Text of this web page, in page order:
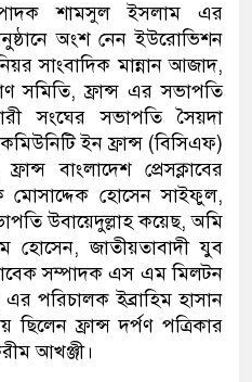
শামসুল ইসলাম এর
অংশ নেন ইউরোভিশন
সাংবাদিক মান্নান আজাদ,
সমিতি, ফ্রান্স এর সভাপতি
সংঘের সভাপতি সৈয়দা
ইন ফ্রান্স (বিসিএফ)
বাংলাদেশ প্রেসক্লাবের
মোসাদ্দেক হোসেন সাইফুল,
উবায়েদুল্লাহ কয়েছ, অমি
হোসেন, জাতীয়তাবাদী যুব
সম্পাদক এস এম মিলটন
পরিচালক ইব্রাহিম হাসান
ছিলেন ফ্রান্স দর্পণ পত্রিকার
আখঞ্জী।